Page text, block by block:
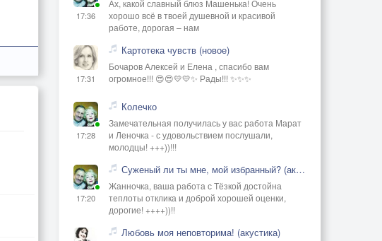
17:36
Ах, какой славный блюз Машенька! Очень
хорошо всё в твоей душевной и красивой
работе, дорогая – нам
17:31
Картотека чувств (новое)
Бочаров Алексей и Елена , спасибо вам
огромное!!! 😍😍💛💛✨ Рады!!! ✨✨✨
17:28
Колечко
Замечательная получилась у вас работа Марат
и Леночка - с удовольствием послушали,
молодцы! +++))!!!
17:20
Суженый ли ты мне, мой избранный? (акустика)
Жанночка, ваша работа с Тёзкой достойна
теплоты отклика и доброй хорошей оценки,
дорогие! ++++))!!
Любовь моя неповторима! (акустика)